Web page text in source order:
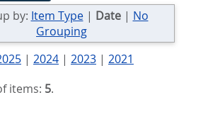
by: Item Type| Date| No
Grouping
| 2024| 2023| 2021
items: 5.